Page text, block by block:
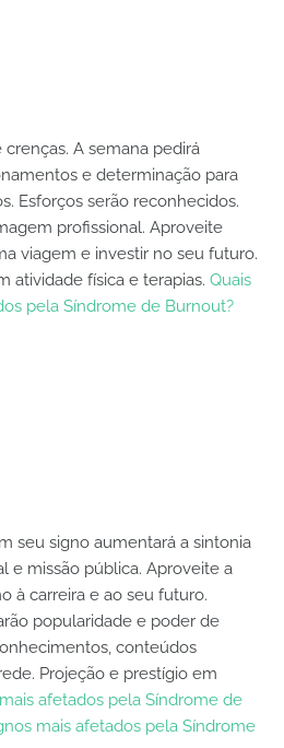
A semana pedirá
e determinação para
Esforços serão reconhecidos.
profissional. Aproveite
viagem e investir no seu futuro.
atividade física e terapias. Quais
pela Síndrome de Burnout?
seu signo aumentará a sintonia
e missão pública. Aproveite a
à carreira e ao seu futuro.
popularidade e poder de
conteúdos
Projeção e prestígio em
afetados pela Síndrome de
mais afetados pela Síndrome